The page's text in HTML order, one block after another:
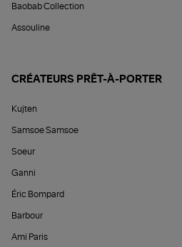
Baobab Collection
Assouline
CRÉATEURS PRÊT-À-PORTER
Kujten
Samsoe Samsoe
Soeur
Ganni
Éric Bompard
Barbour
Ami Paris